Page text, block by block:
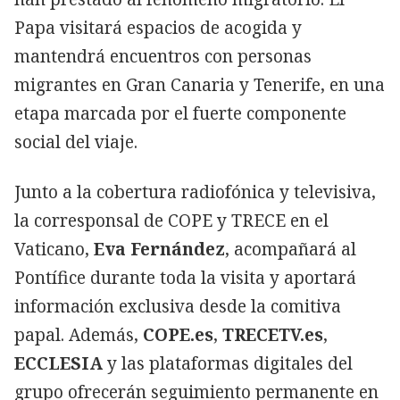
Papa visitará espacios de acogida y
mantendrá encuentros con personas
migrantes en Gran Canaria y Tenerife, en una
etapa marcada por el fuerte componente
social del viaje.
Junto a la cobertura radiofónica y televisiva,
la corresponsal de COPE y TRECE en el
Vaticano, Eva Fernández, acompañará al
Pontífice durante toda la visita y aportará
información exclusiva desde la comitiva
papal. Además, COPE.es, TRECETV.es,
ECCLESIAy las plataformas digitales del
grupo ofrecerán seguimiento permanente en